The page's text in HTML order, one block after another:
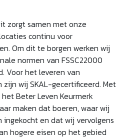
zorgt samen met onze
continu voor
Om dit te borgen werken wij
normen van FSSC22000
Voor het leveren van
wij SKAL-gecertificeerd. Met
Beter Leven Keurmerk
maken dat boeren, waar wij
en dat wij vervolgens
hogere eisen op het gebied